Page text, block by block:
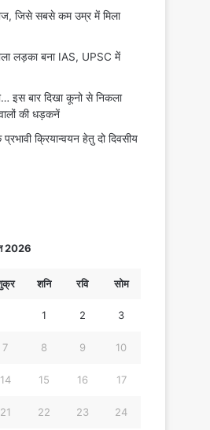
जिसे सबसे कम उम्र में मिला
लड़का बना IAS, UPSC में
इस बार दिखा कूनो से निकला
की धड़कनें
क्रियान्वयन हेतु दो दिवसीय
2026
शनि रवि सोम
1 2 3
7 8 9 10
14 15 16 17
21 22 23 24